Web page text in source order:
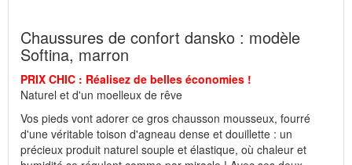
Nous tenons à vous informer du fait envisageable qu'un article
puisse être encore affiché alors que son stock est déjà épuisé suite
à une forte demande survenue le jour même.
Fabricant : idéalsko S.A.R.L., Rue de l'Industrie, F-67160
Wissembourg, E-mail : service@idealsko.fr
Chaussures de confort dansko : modèle
Softina, marron
PRIX CHIC : Réalisez de belles économies !
Naturel et d'un moelleux de rêve
Vos pieds vont adorer ce gros chausson mousseux, fourré
d'une véritable toison d'agneau dense et douillette : un
précieux produit naturel souple et élastique, où chaleur et